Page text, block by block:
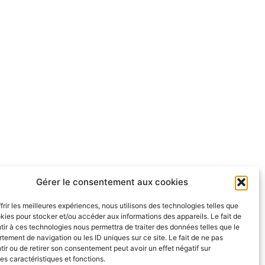
Gérer le consentement aux cookies
les meilleures expériences, nous utilisons des technologies telles que
pour stocker et/ou accéder aux informations des appareils. Le fait de
à ces technologies nous permettra de traiter des données telles que le
de navigation ou les ID uniques sur ce site. Le fait de ne pas
ou de retirer son consentement peut avoir un effet négatif sur
caractéristiques et fonctions.